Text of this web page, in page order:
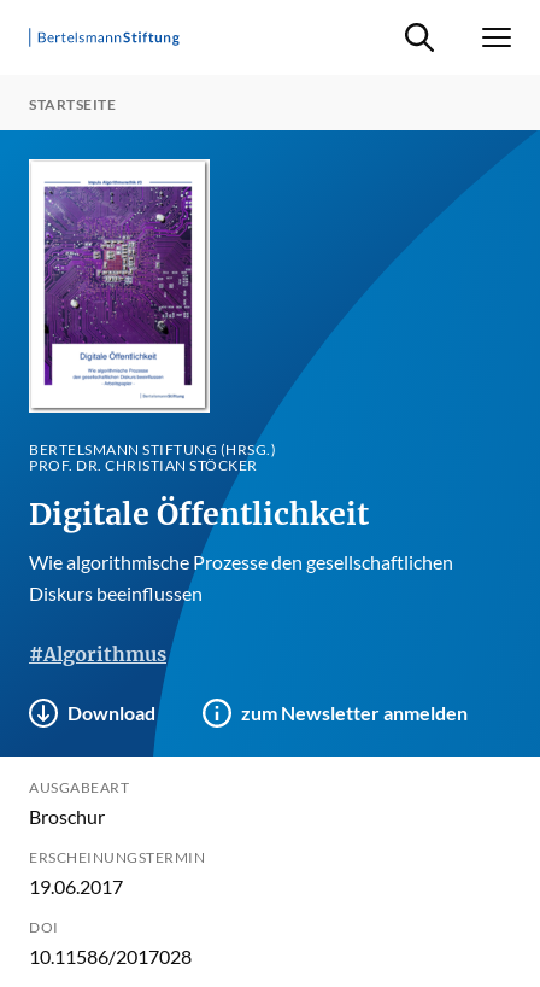
Suche ein-/
STARTSEITE
BERTELSMANN STIFTUNG (HRSG.)
PROF. DR. CHRISTIAN STÖCKER
Digitale Öffentlichkeit
Wie algorithmische Prozesse den gesellschaftlichen
Diskurs beeinflussen
#Algorithmus
Download zum Newsletter anmelden
AUSGABEART
Broschur
ERSCHEINUNGSTERMIN
19.06.2017
DOI
10.11586/2017028